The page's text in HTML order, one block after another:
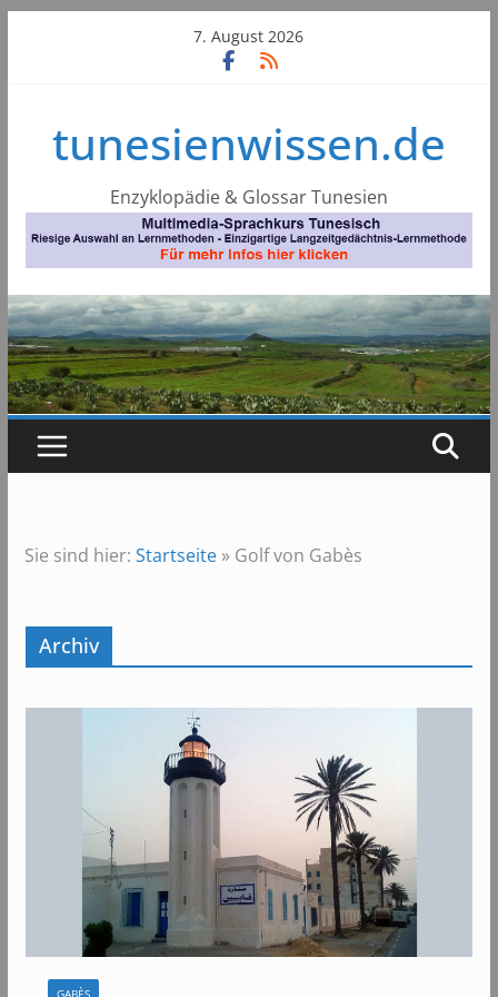
7. August 2026
tunesienwissen.de
Enzyklopädie & Glossar Tunesien
Sie sind hier: Startseite» Golf von Gabès
Archiv
GABÈS